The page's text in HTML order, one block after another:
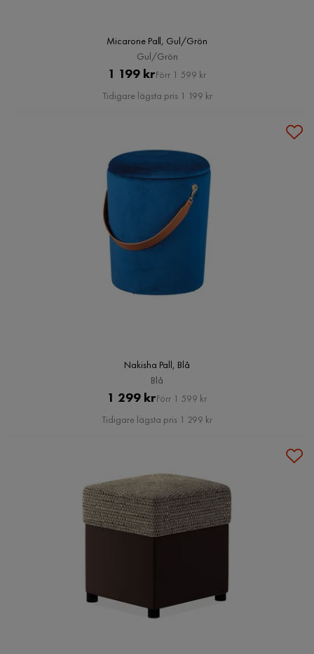
Micarone Pall, Gul/Grön
Gul/Grön
Pris
1 199 krOriginal
Pris
Förr 1 599 kr
Tidigare lägsta pris 1 199 kr
Nakisha Pall, Blå
Blå
Pris
1 299 krOriginal
Pris
Förr 1 599 kr
Tidigare lägsta pris 1 299 kr